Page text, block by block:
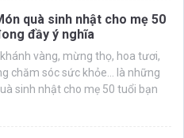
quà sinh nhật cho mẹ 50
đầy ý nghĩa
vàng, mừng thọ, hoa tươi,
chăm sóc sức khỏe… là những
sinh nhật cho mẹ 50 tuổi bạn